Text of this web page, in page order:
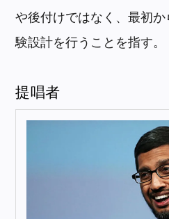
や後付けではなく、最初
験設計を行うことを指す。
提唱者